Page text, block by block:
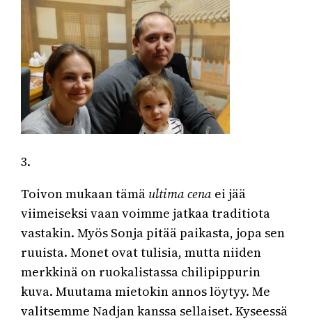
3.
Toivon mukaan tämä ultima cena ei jää
viimeiseksi vaan voimme jatkaa traditiota
vastakin. Myös Sonja pitää paikasta, jopa sen
ruuista. Monet ovat tulisia, mutta niiden
merkkinä on ruokalistassa chilipippurin
kuva. Muutama mietokin annos löytyy. Me
valitsemme Nadjan kanssa sellaiset. Kyseessä